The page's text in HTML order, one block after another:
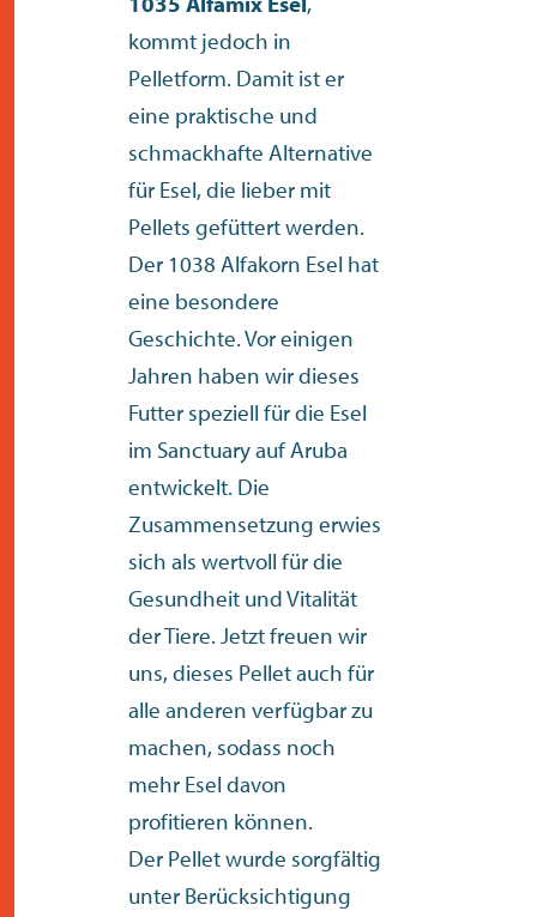
kommt jedoch in
Pelletform. Damit ist er
eine praktische und
schmackhafte Alternative
für Esel, die lieber mit
Pellets gefüttert werden.
Der 1038 Alfakorn Esel hat
eine besondere
Geschichte. Vor einigen
Jahren haben wir dieses
Futter speziell für die Esel
im Sanctuary auf Aruba
entwickelt. Die
Zusammensetzung erwies
sich als wertvoll für die
Gesundheit und Vitalität
der Tiere. Jetzt freuen wir
uns, dieses Pellet auch für
alle anderen verfügbar zu
machen, sodass noch
mehr Esel davon
profitieren können.
Der Pellet wurde sorgfältig
unter Berücksichtigung